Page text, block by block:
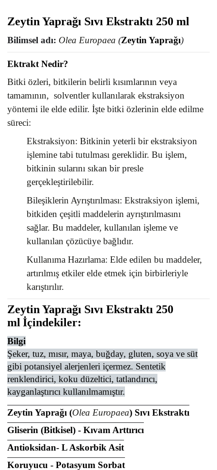
Zeytin Yaprağı Sıvı Ekstraktı 250 ml
Bilimsel adı: Olea Europaea (Zeytin Yaprağı)
Ektrakt Nedir?
Bitki özleri, bitkilerin belirli kısımlarının veya
tamamının, solventler kullanılarak ekstraksiyon
yöntemi ile elde edilir. İşte bitki özlerinin elde edilme
süreci:
Ekstraksiyon: Bitkinin yeterli bir ekstraksiyon
işlemine tabi tutulması gereklidir. Bu işlem,
bitkinin sularını sıkan bir presle
gerçekleştirilebilir.
Bileşiklerin Ayrıştırılması: Ekstraksiyon işlemi,
bitkiden çeşitli maddelerin ayrıştırılmasını
sağlar. Bu maddeler, kullanılan işleme ve
kullanılan çözücüye bağlıdır.
Kullanıma Hazırlama: Elde edilen bu maddeler,
artırılmış etkiler elde etmek için birbirleriyle
karıştırılır.
Zeytin Yaprağı Sıvı Ekstraktı 250
ml İçindekiler:
Bilgi
Şeker, tuz, mısır, maya, buğday, gluten, soya ve süt
gibi potansiyel alerjenleri içermez. Sentetik
renklendirici, koku düzeltici, tatlandırıcı,
kayganlaştırıcı kullanılmamıştır.
Zeytin Yaprağı (Olea Europaea) Sıvı Ekstraktı
Gliserin (Bitkisel) - Kıvam Arttırıcı
Antioksidan- L Askorbik Asit
Koruyucu - Potasyum Sorbat